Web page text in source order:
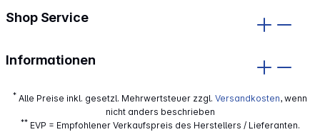
Shop Service
Informationen
* Alle Preise inkl. gesetzl. Mehrwertsteuer zzgl. Versandkosten, wenn
nicht anders beschrieben
**EVP = Empfohlener Verkaufspreis des Herstellers / Lieferanten.